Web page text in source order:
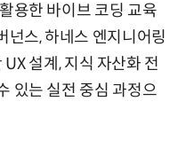
용한 바이브 코딩 교육
넌스, 하네스 엔지니어링
설계, 지식 자산화 전
있는 실전 중심 과정으